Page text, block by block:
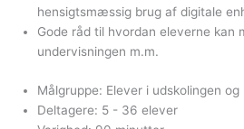
hensigtsmæssig brug af digitale
Gode råd til hvordan eleverne kan
undervisningen m.m.
Målgruppe: Elever i udskolingen
Deltagere: 5 - 36 elever